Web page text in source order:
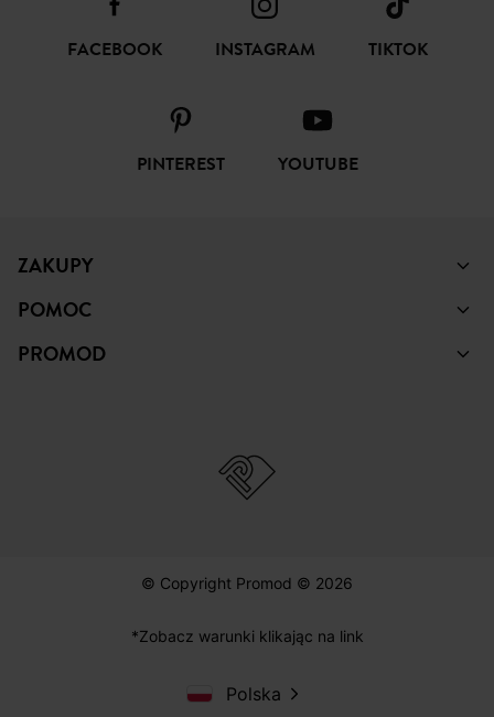
FACEBOOK INSTAGRAM TIKTOK
PINTEREST YOUTUBE
ZAKUPY
POMOC
PROMOD
© Copyright Promod © 2026
*Zobacz warunki klikając na link
Polska